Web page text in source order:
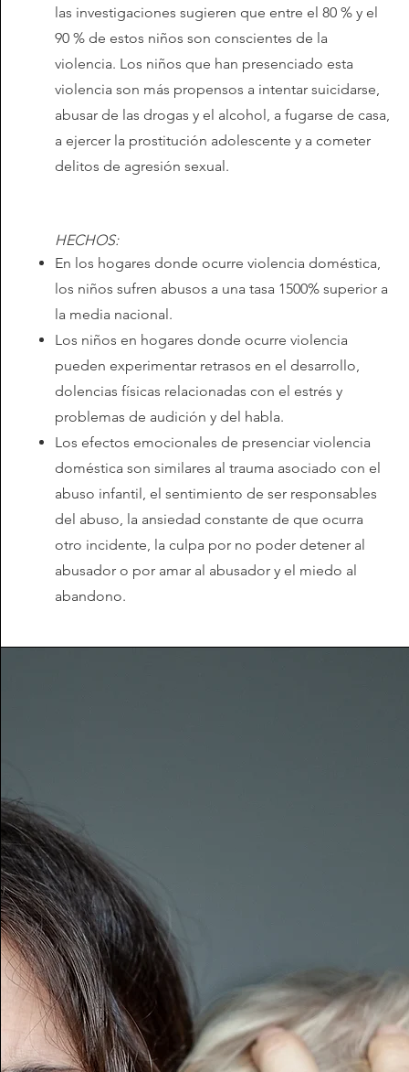
las investigaciones sugieren que entre el 80 % y el
90 % de estos niños son conscientes de la
violencia. Los niños que han presenciado esta
violencia son más propensos a intentar suicidarse,
abusar de las drogas y el alcohol, a fugarse de casa,
a ejercer la prostitución adolescente y a cometer
delitos de agresión sexual.
HECHOS:
En los hogares donde ocurre violencia doméstica,
los niños sufren abusos a una tasa 1500% superior a
la media nacional.
Los niños en hogares donde ocurre violencia
pueden experimentar retrasos en el desarrollo,
dolencias físicas relacionadas con el estrés y
problemas de audición y del habla.
Los efectos emocionales de presenciar violencia
doméstica son similares al trauma asociado con el
abuso infantil, el sentimiento de ser responsables
del abuso, la ansiedad constante de que ocurra
otro incidente, la culpa por no poder detener al
abusador o por amar al abusador y el miedo al
abandono.